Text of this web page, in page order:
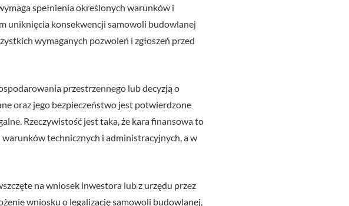
spełnienia określonych warunków i
uniknięcia konsekwencji samowoli budowlanej
wymaganych pozwoleń i zgłoszeń przed
przestrzennego lub decyzją o
oraz jego bezpieczeństwo jest potwierdzone
Rzeczywistość jest taka, że kara finansowa to
technicznych i administracyjnych, a w
na wniosek inwestora lub z urzędu przez
wniosku o legalizację samowoli budowlanej,